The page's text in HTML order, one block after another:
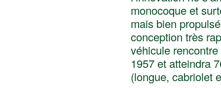
monocoque et
mais bien
conception très
véhicule
1957 et atteindra
(longue, cabriolet